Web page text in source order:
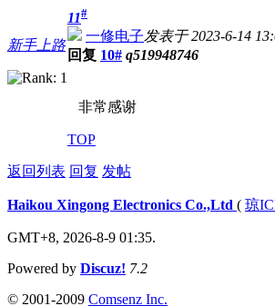
新手上路
11#
一修电子发表于 2023-6-14
回复 10# q519948746
非常感谢
TOP
返回列表 回复 发帖
Haikou Xingong Electronics Co.,Ltd ( 琼
GMT+8, 2026-8-9 01:35.
Powered by Discuz! 7.2
© 2001-2009 Comsenz Inc.